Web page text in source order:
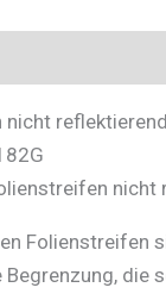
nicht reflektierend
nicht
Folienstreifen
die